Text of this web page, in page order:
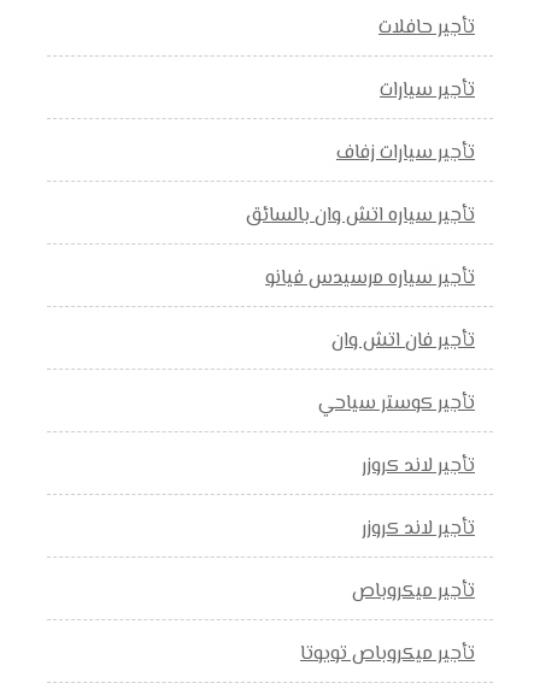
تأجير حافلات
تأجير سيارات
تأجير سيارات زفاف
تأجير سياره اتش وان بالسائق
تأجير سياره مرسيدس فيانو
تأجير فان اتش وان
تأجير كوستر سياحي
تأجير لاند كروزر
تأجير لاند كروزر
تأجير ميكروباص
تأجير ميكروباص تويوتا